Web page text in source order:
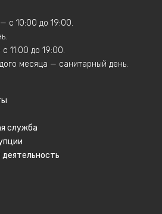
с 10:00 до 19:00.
11:00 до 19:00.
месяца — санитарный день.
служба